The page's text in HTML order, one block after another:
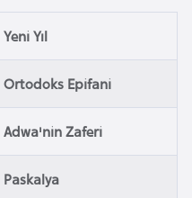
Yeni Yıl
Ortodoks Epifani
Adwa'nin Zaferi
Paskalya